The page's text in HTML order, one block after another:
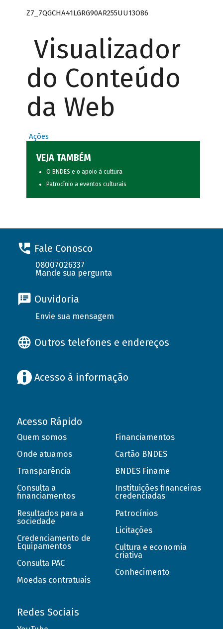
Z7_7QGCHA41LGRG90AR255UU13O86
Visualizador
do Conteúdo
da Web
Ações
VEJA TAMBÉM
O BNDES e o apoio à cultura
Patrocínio a eventos culturais
Fale Conosco
08007026337
Mande sua pergunta
Ouvidoria
Envie sua mensagem
Outros telefones e endereços
Acesso à informação
Acesso Rápido
Quem somos
Onde atuamos
Transparência
Consulta a
financiamentos
Resultados para a
sociedade
Credenciamento de
Equipamentos
Consulta PAC
Moedas contratuais
Financiamentos
Cartão BNDES
BNDES Finame
Instituições financeiras
credenciadas
Patrocínios
Licitações
Cultura e economia
criativa
Conhecimento
Redes Sociais